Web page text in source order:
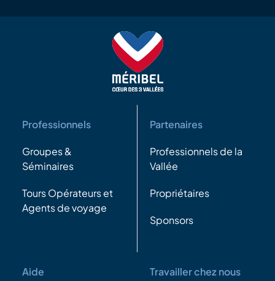
Professionnels
Groupes &
Séminaires
Tours Opérateurs et
Agents de voyage
Partenaires
Professionnels de la
Vallée
Propriétaires
Sponsors
Aide Travailler chez nous